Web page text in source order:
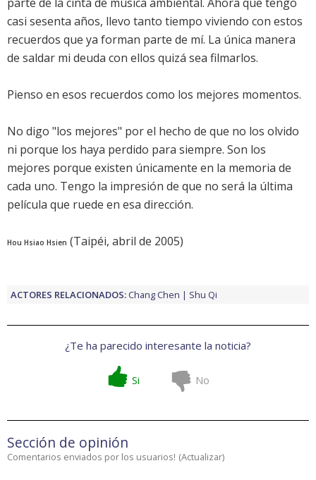
casi sesenta años, llevo tanto tiempo viviendo con estos
recuerdos que ya forman parte de mí. La única manera
de saldar mi deuda con ellos quizá sea filmarlos.
Pienso en esos recuerdos como los mejores momentos.
No digo "los mejores" por el hecho de que no los olvido
ni porque los haya perdido para siempre. Son los
mejores porque existen únicamente en la memoria de
cada uno. Tengo la impresión de que no será la última
película que ruede en esa dirección.
Hou Hsiao Hsien (Taipéi, abril de 2005)
ACTORES RELACIONADOS:Chang Chen Shu Qi
¿Te ha parecido interesante la noticia?
Si No
Sección de opinión
Comentarios enviados por los usuarios! (Actualizar)